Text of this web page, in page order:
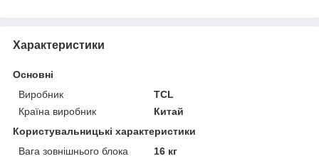
Характеристики
Основні
Виробник
TCL
Країна виробник
Китай
Користувальницькі характеристики
Вага зовнішнього блока
16 кг